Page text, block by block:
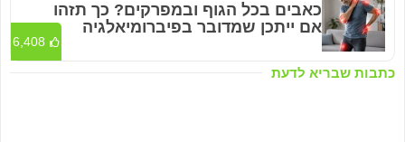
כתבות שבריא לדעת
כאבים בכל הגוף ובמפרקים? כך תזהו
אם ייתכן שמדובר בפיברומיאלגיה
6,408